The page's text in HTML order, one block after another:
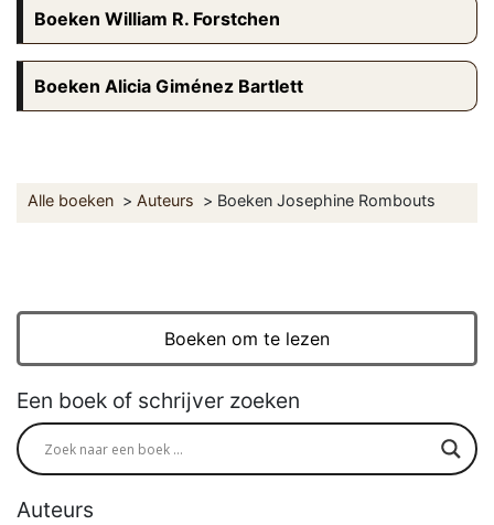
Boeken William R. Forstchen
Boeken Alicia Giménez Bartlett
Alle boeken Auteurs Boeken Josephine Rombouts
Boeken om te lezen
Een boek of schrijver zoeken
Auteurs